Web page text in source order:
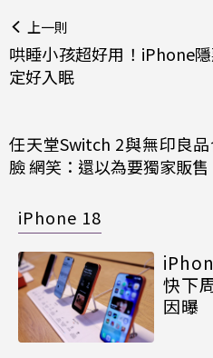
上一則
哄睡小孩超好用！iPhone
定好入眠
任天堂Switch 2與無印良
臉 網笑：還以為要獨家販售
iPhone 18
快下
因曝